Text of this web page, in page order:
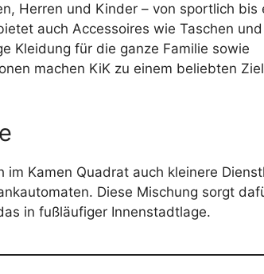
Herren und Kinder – von sportlich bis
auch Accessoires wie Taschen
Kleidung für die ganze Familie sowie
machen KiK zu einem beliebten
Kamen Quadrat auch kleinere
Diese Mischung sorgt
in fußläufiger Innenstadtlage.